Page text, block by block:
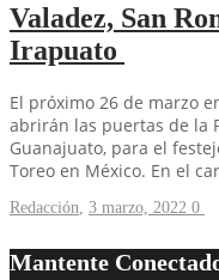
Valadez, San
Irapuato
El próximo 26 de marzo
abrirán las puertas de la
Guanajuato, para el
Toreo en México. En el
Redacción 3 marzo, 2022 0
Mantente